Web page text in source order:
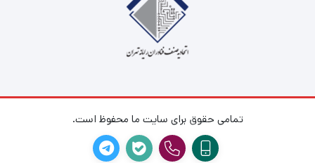
تمامی حقوق برای سایت ما محفوظ است.